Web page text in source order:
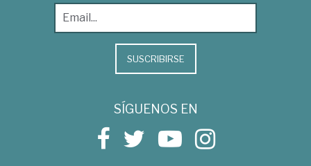
SUSCRIBIRSE
SÍGUENOS EN